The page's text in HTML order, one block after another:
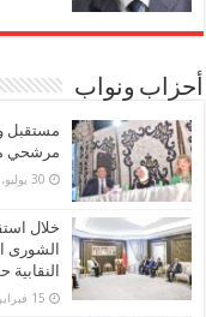
أحزاب ونواب
مستقبل
مرشحي
30 يوليو، 2025
خلال
الشورى
15 فبراير، 2024